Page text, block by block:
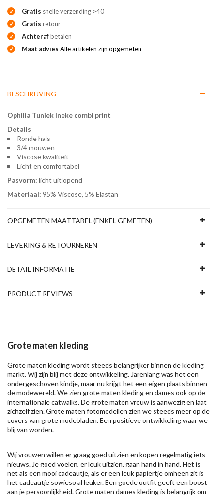
Gratis snelle verzending >40
Gratis retour
Achterafbetalen
Maat advies Alle artikelen zijn opgemeten
BESCHRIJVING
Ophilia Tuniek Ineke combi print
Details
Ronde hals
3/4 mouwen
Viscose kwaliteit
Licht en comfortabel
Pasvorm: licht uitlopend
Materiaal: 95% Viscose, 5% Elastan
OPGEMETEN MAATTABEL (ENKEL GEMETEN)
LEVERING & RETOURNEREN
DETAIL INFORMATIE
PRODUCT REVIEWS
Grote maten kleding
Grote maten kleding wordt steeds belangrijker binnen de kleding
markt. Wij zijn blij met deze ontwikkeling. Jarenlang was het een
ondergeschoven kindje, maar nu krijgt het een eigen plaats binnen
de modewereld. We zien grote maten kleding en dames ook op de
internationale catwalks. De grote maten vrouw is aanwezig en laat
zichzelf zien. Grote maten fotomodellen zien we steeds meer op de
covers van grote modebladen. Een positieve ontwikkeling waar we
blij van worden.
Wij vrouwen willen er graag goed uitzien en kopen regelmatig iets
nieuws. Je goed voelen, er leuk uitzien, gaan hand in hand. Het is
net als een mooi cadeautje, als er een leuk papiertje omheen zit is
het cadeautje sowieso al leuker. Een goede outfit geeft een boost
aan je persoonlijkheid. Grote maten dames kleding is belangrijk om